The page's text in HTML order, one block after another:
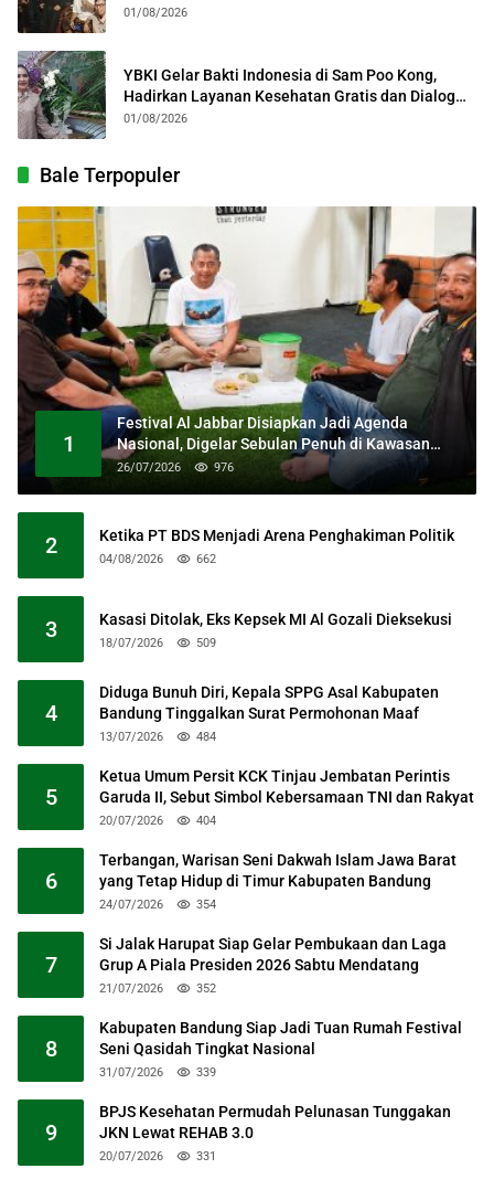
Kolosal
01/08/2026
YBKI Gelar Bakti Indonesia di Sam Poo Kong,
Hadirkan Layanan Kesehatan Gratis dan Dialog
Kebangsaan
01/08/2026
Bale Terpopuler
1
Festival Al Jabbar Disiapkan Jadi Agenda
Nasional, Digelar Sebulan Penuh di Kawasan
Masjid Raya Al Jabbar
26/07/2026 976
2 Ketika PT BDS Menjadi Arena Penghakiman Politik
04/08/2026 662
3 Kasasi Ditolak, Eks Kepsek MI Al Gozali Dieksekusi
18/07/2026 509
4
Diduga Bunuh Diri, Kepala SPPG Asal Kabupaten
Bandung Tinggalkan Surat Permohonan Maaf
13/07/2026 484
5
Ketua Umum Persit KCK Tinjau Jembatan Perintis
Garuda II, Sebut Simbol Kebersamaan TNI dan Rakyat
20/07/2026 404
6
Terbangan, Warisan Seni Dakwah Islam Jawa Barat
yang Tetap Hidup di Timur Kabupaten Bandung
24/07/2026 354
7
Si Jalak Harupat Siap Gelar Pembukaan dan Laga
Grup A Piala Presiden 2026 Sabtu Mendatang
21/07/2026 352
8
Kabupaten Bandung Siap Jadi Tuan Rumah Festival
Seni Qasidah Tingkat Nasional
31/07/2026 339
9
BPJS Kesehatan Permudah Pelunasan Tunggakan
JKN Lewat REHAB 3.0
20/07/2026 331